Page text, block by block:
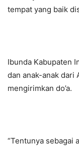
tempat yang baik
Ibunda Kabupaten
dan anak-anak dari
mengirimkan do’a.
“Tentunya sebagai